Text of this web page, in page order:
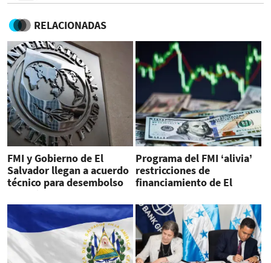
RELACIONADAS
FMI y Gobierno de El
Salvador llegan a acuerdo
técnico para desembolso
Programa del FMI ‘alivia’
restricciones de
financiamiento de El